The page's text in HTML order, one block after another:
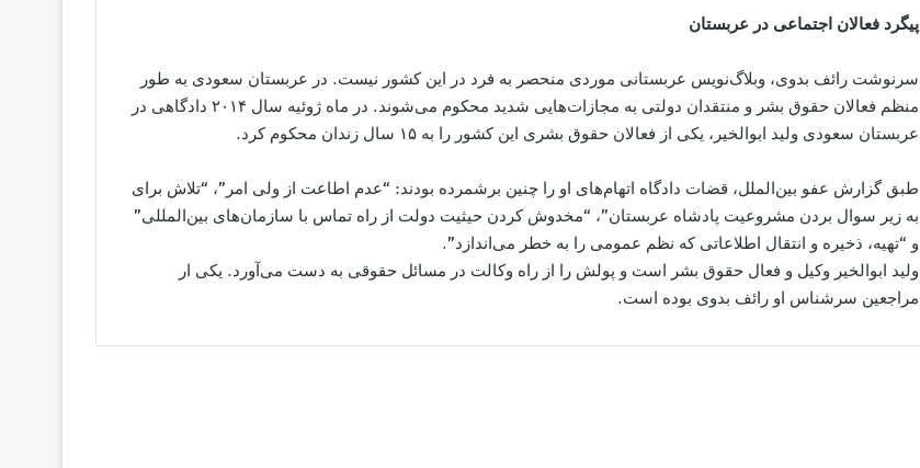
پیگرد فعالان اجتماعی در عربستان
سرنوشت رائف بدوی، وبلاگ‌نویس عربستانی موردی منحصر به فرد در این کشور نیست. در عربستان سعودی به طور
منظم فعالان حقوق بشر و منتقدان دولتی به مجازات‌هایی شدید محکوم می‌شوند. در ماه ژوئیه سال ۲۰۱۴ دادگاهی در
عربستان سعودی ولید ابوالخیر، یکی از فعالان حقوق بشری این کشور را به ۱۵ سال زندان محکوم کرد.
طبق گزارش عفو بین‌الملل، قضات دادگاه اتهام‌های او را چنین برشمرده بودند: “عدم اطاعت از ولی امر”، “تلاش برای
به زیر سوال بردن مشروعیت پادشاه عربستان”، “مخدوش کردن حیثیت دولت از راه تماس با سازمان‌های بین‌المللی”
و “تهیه، ذخیره و انتقال اطلاعاتی که نظم عمومی را به خطر می‌اندازد”.
ولید ابوالخیر وکیل و فعال حقوق بشر است و پولش را از راه وکالت در مسائل حقوقی به دست می‌آورد. یکی ار
مراجعین سرشناس او رائف بدوی بوده است.